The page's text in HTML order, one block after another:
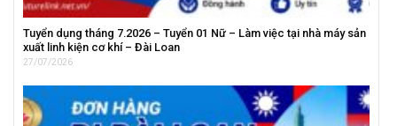
Tuyển dụng tháng 7.2026 – Tuyển 01 Nữ – Làm việc tại nhà máy sản
xuất linh kiện cơ khí – Đài Loan
27/07/2026